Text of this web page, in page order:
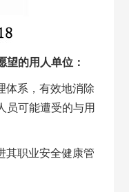
望的用人单位：
体系，有效地消除
员可能遭受的与用
其职业安全健康管